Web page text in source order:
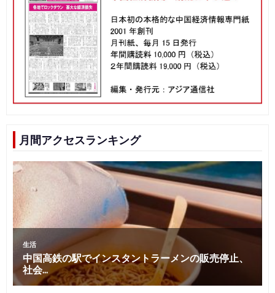
ゲ
ー
シ
ョ
月間アクセスランキング